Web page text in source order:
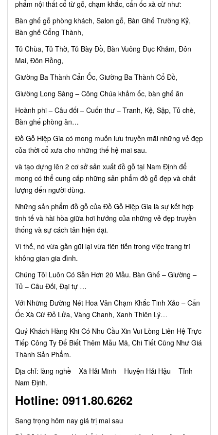
phẩm nội thất cổ từ gỗ, chạm khắc, cẩn ốc xà cừ như:
Bàn ghế gỗ phòng khách, Salon gỗ, Bàn Ghế Trường Kỷ,
Bàn ghế Cổng Thành,
Tủ Chùa, Tủ Thờ, Tủ Bày Đồ, Bàn Vuông Đục Khảm, Đôn
Mai, Đôn Rồng,
Giường Ba Thành Cẩn Ốc, Giường Ba Thành Cổ Đồ,
Giường Long Sàng – Công Chúa khảm ốc, bàn ghế ăn
Hoành phi – Câu đối – Cuốn thư – Tranh, Kệ, Sập, Tủ chè,
Bàn ghế phòng ăn…
Đồ Gỗ Hiệp Gia có mong muốn lưu truyền mãi những vẻ đẹp
của thời cổ xưa cho những thế hệ mai sau.
và tạo dựng lên 2 cơ sở sản xuất đồ gỗ tại Nam Định để
mong có thể cung cấp những sản phẩm đồ gỗ đẹp và chất
lượng đến người dùng.
Những sản phẩm đồ gỗ của Đồ Gỗ Hiệp Gia là sự kết hợp
tinh tế và hài hòa giữa hơi hướng của những vẻ đẹp truyền
thống và sự cách tân hiện đại.
Vì thế, nó vừa gần gũi lại vừa tiên tiến trong việc trang trí
không gian gia đình.
Chúng Tôi Luôn Có Sẵn Hơn 20 Mẫu. Bàn Ghế – Giường –
Tủ – Câu Đối, Đại tự …
Với Những Đường Nét Hoa Văn Chạm Khắc Tinh Xảo – Cẩn
Ốc Xà Cừ Đỏ Lửa, Vàng Chanh, Xanh Thiên Lý…
Quý Khách Hàng Khi Có Nhu Cầu Xin Vui Lòng Liên Hệ Trực
Tiếp Công Ty Để Biết Thêm Mẫu Mã, Chi Tiết Cũng Như Giá
Thành Sản Phẩm.
Địa chỉ: làng nghề – Xã Hải Minh – Huyện Hải Hậu – Tỉnh
Nam Định.
Hotline: 0911.80.6262
Sang trọng hôm nay giá trị mai sau